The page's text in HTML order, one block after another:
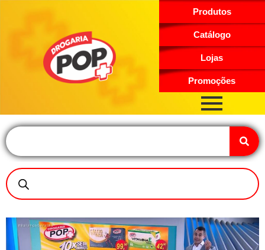
Produtos
Catálogo
Lojas
Promoções